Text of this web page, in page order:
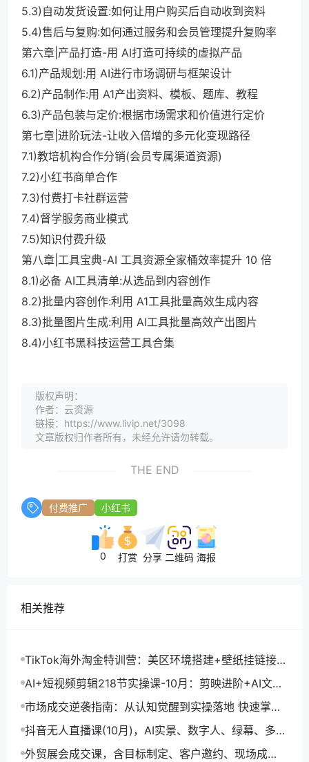
5.3)自动发货设置:如何让用户购买后自动收到资料
5.4)售后与复购:如何通过服务和会员管理提升复购率
第六章|产品打造-用 AI打造可持续的虚拟产品
6.1)产品规划:用 AI进行市场调研与框架设计
6.2)产品制作:用 A1产出资料、模板、题库、教程
6.3)产品包装与定价:根据市场需求和价值进行定价
第七章|进阶玩法-让收入倍增的多元化变现路径
7.1)教培机构合作分销(会员专属渠道资源)
7.2)小红书商单合作
7.3)付费打卡社群运营
7.4)督学服务商业模式
7.5)知识付费升级
第八章|工具宝典-AI 工具资源全家桶效率提升 10 倍
8.1)必备 AI工具清单:从选品到内容创作
8.2)批量内容创作:利用 A1工具批量高效生成内容
8.3)批量图片生成:利用 AI工具批量高效产出图片
8.4)小红书黑科技运营工具合集
版权声明：
作者：云资源
链接：https://www.livip.net/3098
文章版权归作者所有，未经允许请勿转载。
THE END
付费推广 小红书
0 打赏 分享 二维码 海报
相关推荐
TikTok海外淘金特训营：美区环境搭建+壁纸挂链接
+剪映数字人，月入1.5万
AI+短视频剪辑218节实操课-10月：剪映进阶+AI文案
生成+账号运营，月入2万
市场成交逆袭指南：从认知觉醒到实操落地 快速掌握
市场开拓与成交核心能力
抖音无人直播课(10月)，AI实景、数字人、绿幕、多种
玩法、24小时自动盈利
外贸展会成交课，含目标制定、客户邀约、现场成